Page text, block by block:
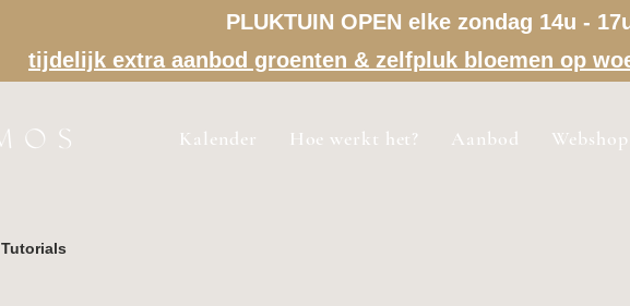
PLUKTUIN OPEN elke zondag 14u -
tijdelijk extra aanbod groenten & zelfpluk bloemen op
Kalender Hoe werkt het? Aanbod Webshop
Tutorials